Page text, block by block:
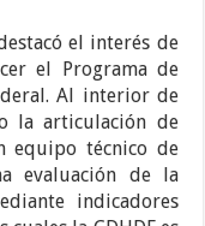
el interés de
el Programa de
Al interior de
la articulación de
equipo técnico de
evaluación de la
indicadores